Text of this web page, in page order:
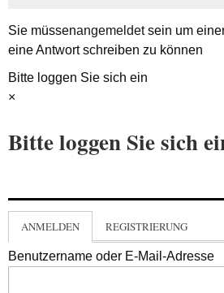
Sie müssenangemeldetsein um
eine Antwort schreiben zu können
Bitte loggen Sie sich ein
×
Bitte loggen Sie sich
ANMELDEN REGISTRIERUNG
Benutzername oder E-Mail-Adresse